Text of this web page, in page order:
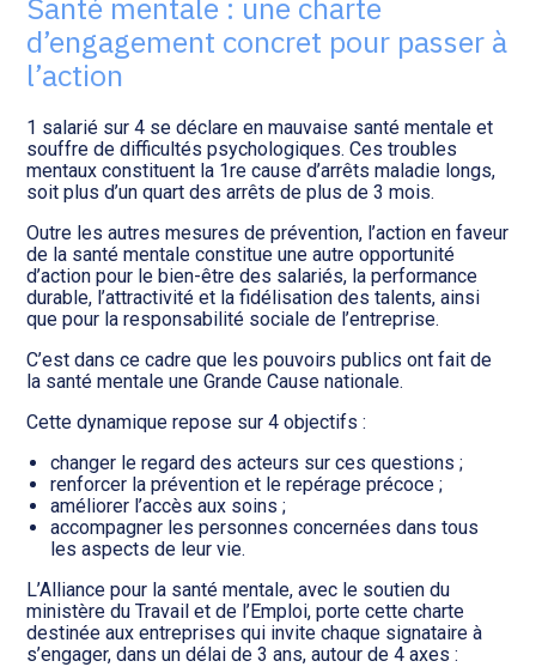
Transition numérique
humaines : SILAE
d’engagement concret pour passer à
l’action
1 salarié sur 4 se déclare en mauvaise santé mentale et
souffre de difficultés psychologiques. Ces troubles
mentaux constituent la 1re cause d’arrêts maladie longs,
soit plus d’un quart des arrêts de plus de 3 mois.
Outre les autres mesures de prévention, l’action en faveur
de la santé mentale constitue une autre opportunité
d’action pour le bien-être des salariés, la performance
durable, l’attractivité et la fidélisation des talents, ainsi
que pour la responsabilité sociale de l’entreprise.
C’est dans ce cadre que les pouvoirs publics ont fait de
la santé mentale une Grande Cause nationale.
Cette dynamique repose sur 4 objectifs :
changer le regard des acteurs sur ces questions ;
renforcer la prévention et le repérage précoce ;
améliorer l’accès aux soins ;
accompagner les personnes concernées dans tous
les aspects de leur vie.
L’Alliance pour la santé mentale, avec le soutien du
ministère du Travail et de l’Emploi, porte cette charte
destinée aux entreprises qui invite chaque signataire à
s’engager, dans un délai de 3 ans, autour de 4 axes :